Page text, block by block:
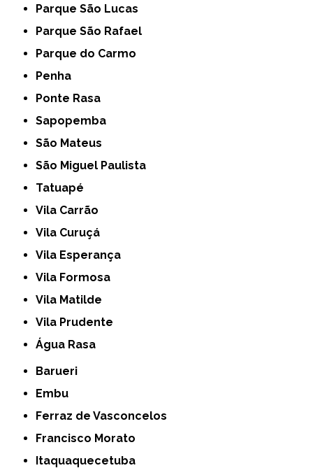
Parque São Lucas
Parque São Rafael
Parque do Carmo
Penha
Ponte Rasa
Sapopemba
São Mateus
São Miguel Paulista
Tatuapé
Vila Carrão
Vila Curuçá
Vila Esperança
Vila Formosa
Vila Matilde
Vila Prudente
Água Rasa
Barueri
Embu
Ferraz de Vasconcelos
Francisco Morato
Itaquaquecetuba